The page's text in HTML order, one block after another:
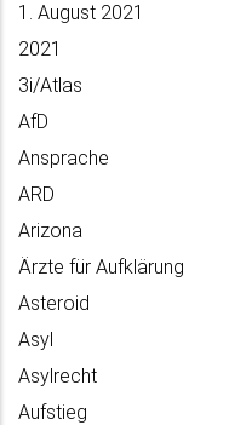
1. August 2021
2021
3i/Atlas
AfD
Ansprache
ARD
Arizona
Ärzte für Aufklärung
Asteroid
Asyl
Asylrecht
Aufstieg